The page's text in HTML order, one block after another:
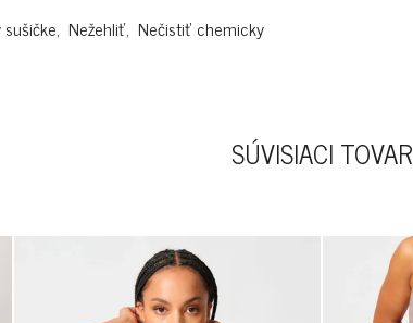
Nežehliť, Nečistiť chemicky
SÚVISIACI TOVAR